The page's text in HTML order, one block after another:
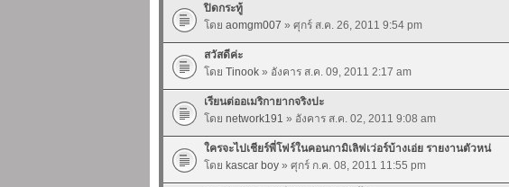
ปิดกระทู้
โดย aomgm007 » ศุกร์ ส.ค. 26, 2011 9:54 pm
สวัสดีค่ะ
โดย Tinook » อังคาร ส.ค. 09, 2011 2:17 am
เรียนต่ออเมริกายากจริงปะ
โดย network191 » อังคาร ส.ค. 02, 2011 9:08 am
ใครจะไปเชียร์พี่โฟร์ในคอนกามิเลิฟเว่อร์บ้างเอ่ย รายงานตัวหน่
โดย kascar boy » ศุกร์ ก.ค. 08, 2011 11:55 pm